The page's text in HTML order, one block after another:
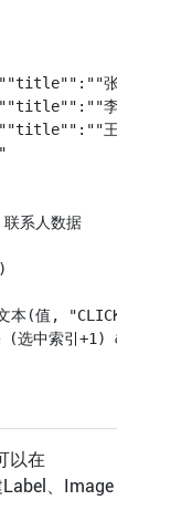
) {
+ item .badge
张三
李四
王五
系人数据
本(值, "CLICK:",
以在
、Image